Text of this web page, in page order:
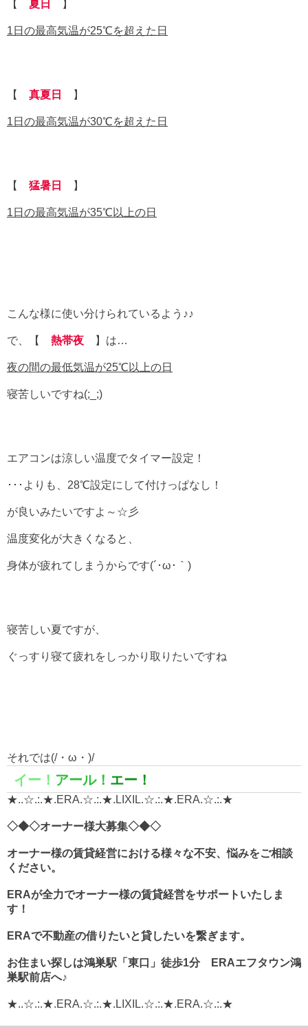
【 夏日 】
1日の最高気温が25℃を超えた日
【 真夏日 】
1日の最高気温が30℃を超えた日
【 猛暑日 】
1日の最高気温が35℃以上の日
こんな様に使い分けられているよう♪♪
で、【 熱帯夜 】は…
夜の間の最低気温が25℃以上の日
寝苦しいですね(;_;)
エアコンは涼しい温度でタイマー設定！
･･･よりも、28℃設定にして付けっぱなし！
が良いみたいですよ～☆彡
温度変化が大きくなると、
身体が疲れてしまうからです(´･ω･｀)
寝苦しい夏ですが、
ぐっすり寝て疲れをしっかり取りたいですね
それでは(/・ω・)/
イー！ アール！ エー！
★..☆.:.★.ERA.☆.:.★.LIXIL.☆.:.★.ERA.☆.:.★
◇◆◇オーナー様大募集◇◆◇
オーナー様の賃貸経営における様々な不安、悩みをご相談
ください。
ERAが全力でオーナー様の賃貸経営をサポートいたしま
す！
ERAで不動産の借りたいと貸したいを繋ぎます。
お住まい探しは鴻巣駅「東口」徒歩1分 ERAエフタウン鴻
巣駅前店へ♪
★..☆.:.★.ERA.☆.:.★.LIXIL.☆.:.★.ERA.☆.:.★